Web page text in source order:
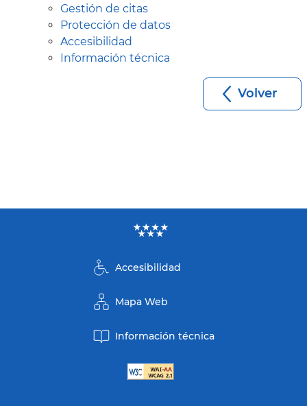
Gestión de citas
Protección de datos
Accesibilidad
Información técnica
Volver
Accesibilidad
Mapa Web
Información técnica